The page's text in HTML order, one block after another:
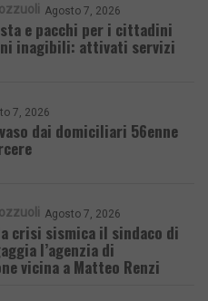
Agosto 7, 2026
e pacchi per i cittadini
inagibili: attivati servizi
7, 2026
dai domiciliari 56enne
Agosto 7, 2026
crisi sismica il sindaco di
l’agenzia di
vicina a Matteo Renzi